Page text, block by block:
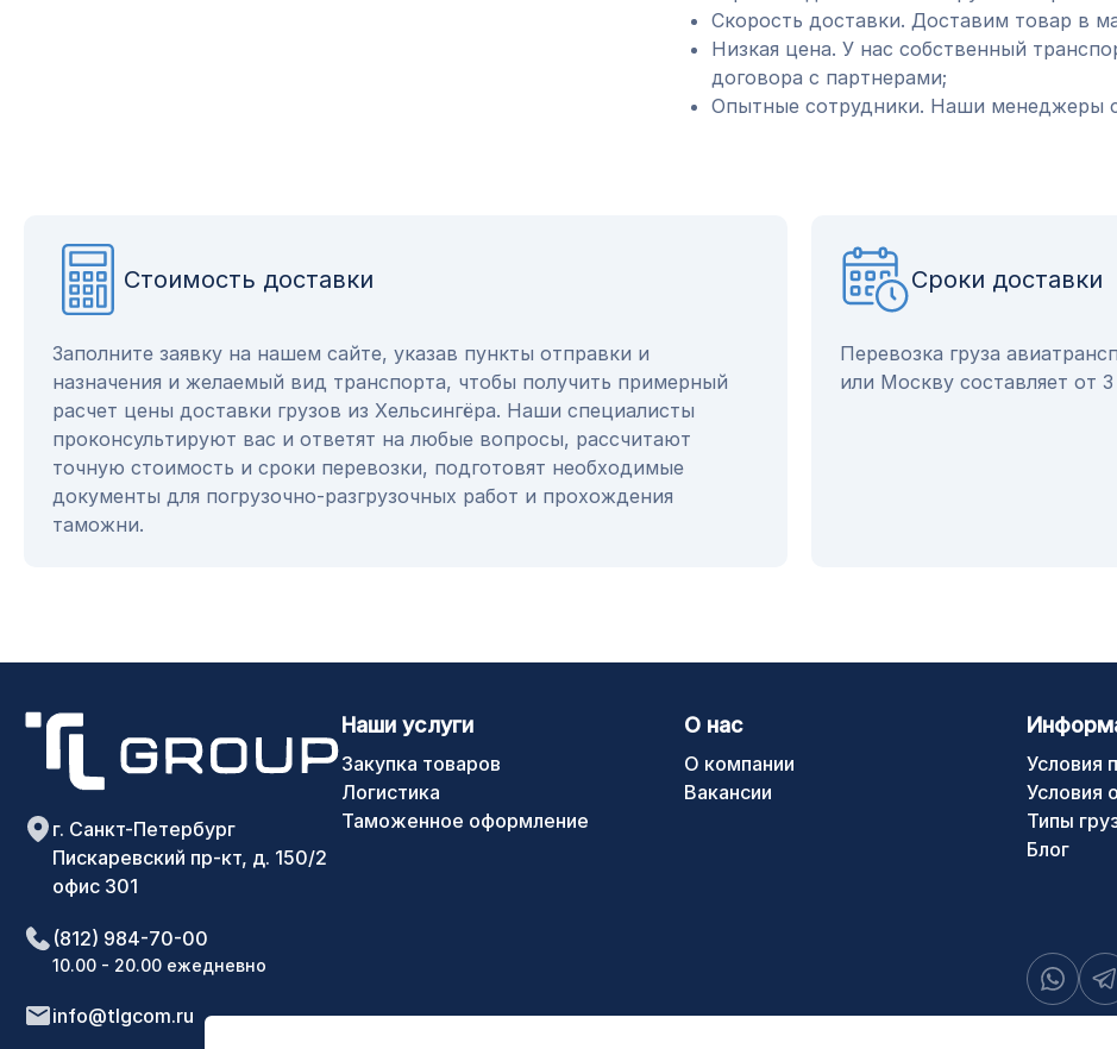
Скорость доставки. Доставим товар в
Низкая цена. У нас собственный
договора с партнерами;
Опытные сотрудники. Наши менеджеры
Стоимость доставки
Заполните заявку на нашем сайте, указав пункты отправки и
назначения и желаемый вид транспорта, чтобы получить примерный
расчет цены доставки грузов из Хельсингёра. Наши специалисты
проконсультируют вас и ответят на любые вопросы, рассчитают
точную стоимость и сроки перевозки, подготовят необходимые
документы для погрузочно-разгрузочных работ и прохождения
таможни.
Сроки доставки
Перевозка груза
или Москву составляет от
г. Санкт-Петербург
Пискаревский пр-кт, д. 150/2
офис 301
(812) 984-70-00
10.00 - 20.00 ежедневно
info@tlgcom.ru
Закупка товаров
Наши услуги
Логистика
Таможенное оформление
О нас
О компании
Вакансии
Условия
Условия
Типы
Блог